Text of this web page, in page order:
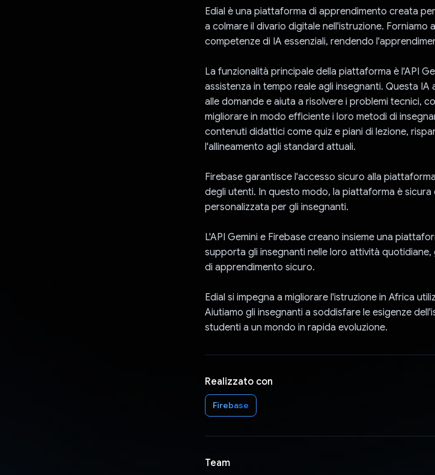
Edial è una piattaforma di apprendimento creata
a colmare il divario digitale nell'istruzione. Forniamo
competenze di IA essenziali, rendendo
La funzionalità principale della piattaforma è l'API
assistenza in tempo reale agli insegnanti. Questa
alle domande e aiuta a risolvere i problemi tecnici,
migliorare in modo efficiente i loro metodi di
contenuti didattici come quiz e piani di lezione,
l'allineamento agli standard attuali.
Firebase garantisce l'accesso sicuro alla
degli utenti. In questo modo, la piattaforma è
personalizzata per gli insegnanti.
L'API Gemini e Firebase creano insieme una
supporta gli insegnanti nelle loro attività
di apprendimento sicuro.
Edial si impegna a migliorare l'istruzione in Africa
Aiutiamo gli insegnanti a soddisfare le esigenze
studenti a un mondo in rapida evoluzione.
Realizzato con
Firebase
Team